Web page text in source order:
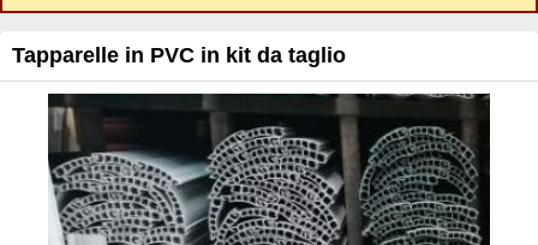
Tapparelle in PVC in kit da taglio